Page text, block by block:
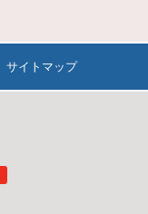
サイトマップ